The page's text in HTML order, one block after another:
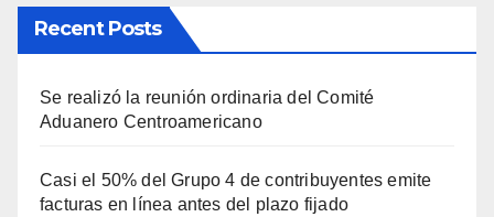
Recent Posts
Se realizó la reunión ordinaria del Comité
Aduanero Centroamericano
Casi el 50% del Grupo 4 de contribuyentes emite
facturas en línea antes del plazo fijado